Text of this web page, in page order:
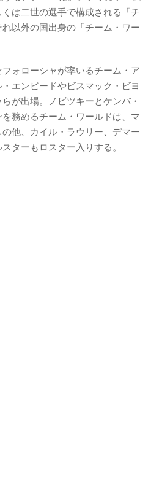
は二世の選手で構成される「チ
以外の国出身の「チーム・ワー
ォローシャが率いるチーム・ア
エンビードやビスマック・ビヨ
が出場。ノビツキーとケンバ・
務めるチーム・ワールドは、マ
他、カイル・ラウリー、デマー
ターもロスター入りする。